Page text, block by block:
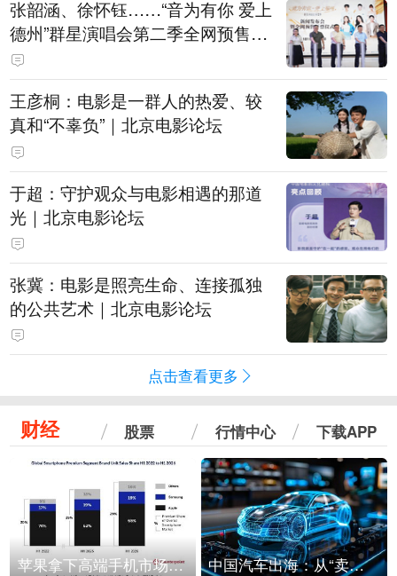
张韶涵、徐怀钰……“音为有你 爱上
德州”群星演唱会第二季全网预售开
票
王彦桐：电影是一群人的热爱、较
真和“不辜负”｜北京电影论坛
于超：守护观众与电影相遇的那道
光｜北京电影论坛
张冀：电影是照亮生命、连接孤独
的公共艺术｜北京电影论坛
点击查看更多
财经 股票 行情中心 下载APP
苹果拿下高端手机市场65%的份额：iPhone 17系列功不可没 中国汽车出海：从“卖出去”到“走进去”